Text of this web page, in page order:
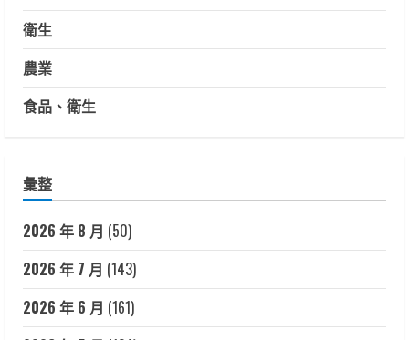
衛生
農業
食品、衛生
彙整
2026 年 8 月 (50)
2026 年 7 月 (143)
2026 年 6 月 (161)